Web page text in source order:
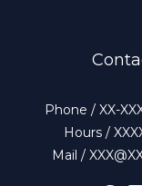
Phone / XX-
Hours /
Mail /